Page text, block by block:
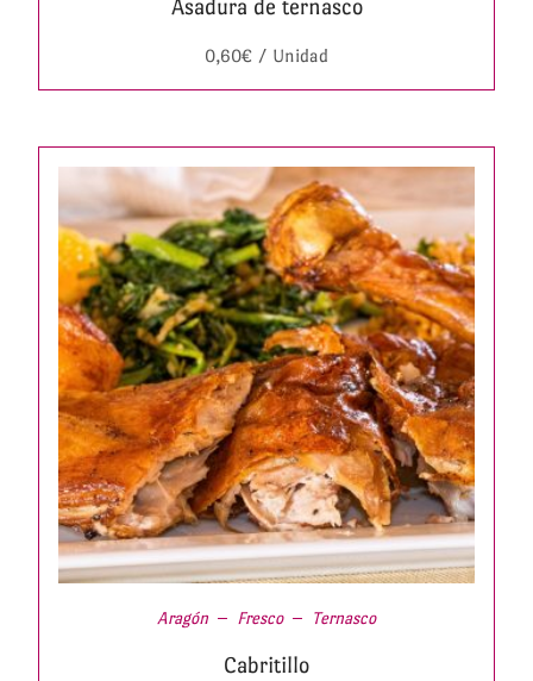
Asadura de ternasco
0,60€ / Unidad
Aragón Fresco Ternasco
Cabritillo